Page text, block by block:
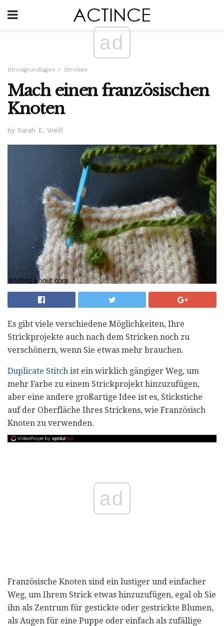
ad
Strickgrundlagen Stricken
Mach einen französischen
Knoten
by Sarah E. Weiß
Es gibt viele verschiedene Möglichkeiten, Ihre
Strickprojekte auch nach dem Stricken noch zu
verschönern, wenn Sie etwas mehr brauchen.
Duplicate Stitch ist ein wirklich gängiger Weg, um
mehr Farbe zu einem Strickprojekt hinzuzufügen,
aber eine andere großartige Idee ist es, Stickstiche
auf der Oberfläche Ihres Strickens, wie Französisch
Knoten zu verwenden.
ad
Französische Knoten sind ein lustiger und einfacher
Weg, um Ihrem Strick etwas hinzuzufügen, egal ob Sie
ihn als Zentrum für gestickte oder gestrickte Blumen,
als Augen für eine Puppe oder einfach als zufällige